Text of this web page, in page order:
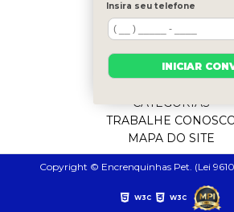
BLOG
FILHOTES
CATEGORIAS
TRABALHE
MAPA DO SITE
Copyright © Encrenquinhas Pet. (Lei 9610
W3C W3C
Insira seu telefone
INICIAR